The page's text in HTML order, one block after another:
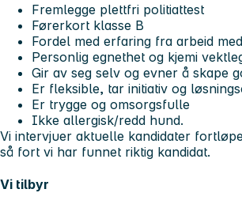
Fremlegge plettfri politiattest
Førerkort klasse B
Fordel med erfaring fra arbeid
Personlig egnethet og kjemi
Gir av seg selv og evner å skape
Er fleksible, tar initiativ og
Er trygge og omsorgsfulle
Ikke allergisk/redd hund.
Vi intervjuer aktuelle kandidater
så fort vi har funnet riktig kandidat.
Vi tilbyr